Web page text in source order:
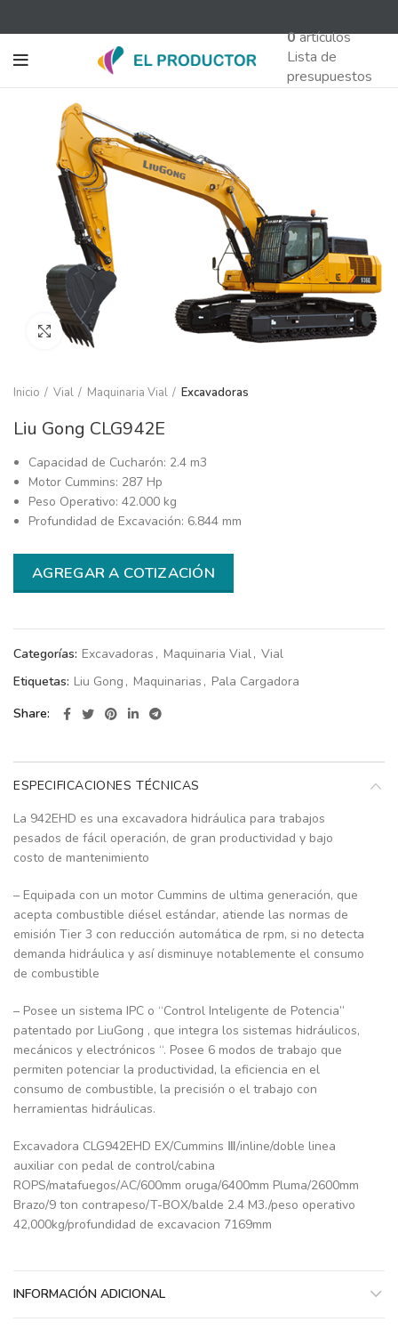
0artículos
Lista de
presupuestos
Abrir tamaño grande
Inicio Vial Maquinaria Vial Excavadoras
Liu Gong CLG942E
Capacidad de Cucharón: 2.4 m3
Motor Cummins: 287 Hp
Peso Operativo: 42.000 kg
Profundidad de Excavación: 6.844 mm
AGREGAR A COTIZACIÓN
Categorías: Excavadoras , Maquinaria Vial, Vial
Etiquetas: Liu Gong , Maquinarias , Pala Cargadora
Share
ESPECIFICACIONES TÉCNICAS
La 942EHD es una excavadora hidráulica para trabajos
pesados de fácil operación, de gran productividad y bajo
costo de mantenimiento
– Equipada con un motor Cummins de ultima generación, que
acepta combustible diésel estándar, atiende las normas de
emisión Tier 3 con reducción automática de rpm, si no detecta
demanda hidráulica y así disminuye notablemente el consumo
de combustible
– Posee un sistema IPC o “Control Inteligente de Potencia”
patentado por LiuGong , que integra los sistemas hidráulicos,
mecánicos y electrónicos “. Posee 6 modos de trabajo que
permiten potenciar la productividad, la eficiencia en el
consumo de combustible, la precisión o el trabajo con
herramientas hidráulicas.
Excavadora CLG942EHD EX/Cummins Ⅲ/inline/doble linea
auxiliar con pedal de control/cabina
ROPS/matafuegos/AC/600mm oruga/6400mm Pluma/2600mm
Brazo/9 ton contrapeso/T-BOX/balde 2.4 M3./peso operativo
42,000kg/profundidad de excavacion 7169mm
INFORMACIÓN ADICIONAL